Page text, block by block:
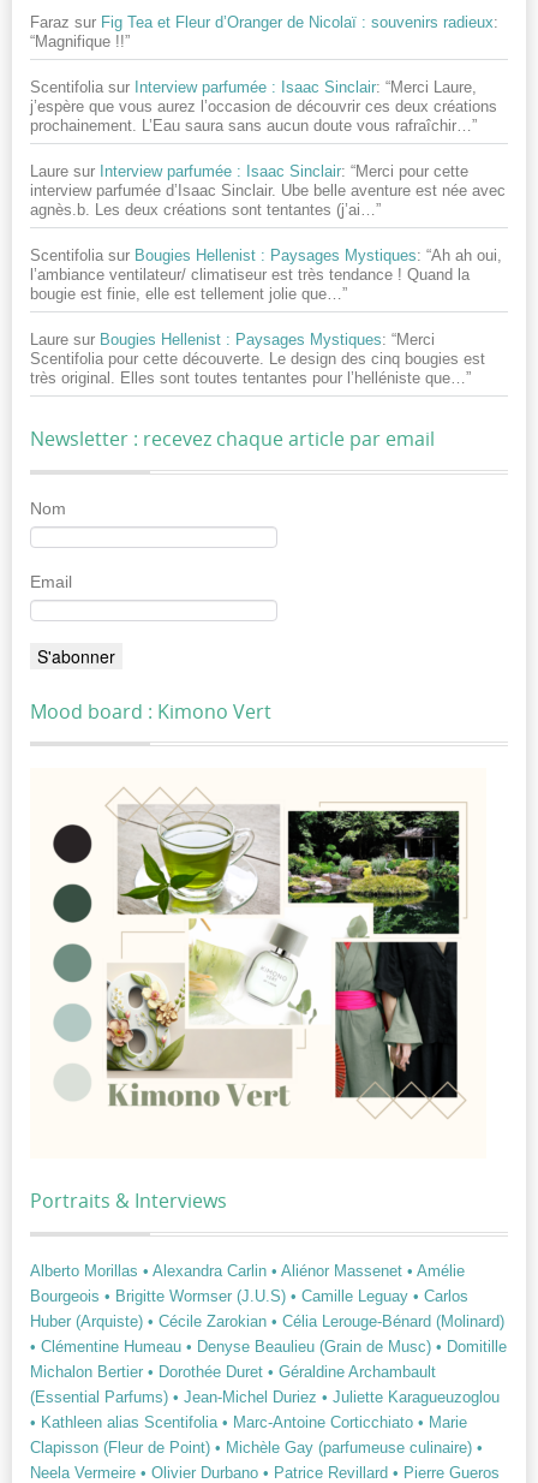
Faraz sur Fig Tea et Fleur d’Oranger de Nicolaï : souvenirs radieux:
“Magnifique !!”
Scentifolia sur Interview parfumée : Isaac Sinclair: “Merci Laure,
j’espère que vous aurez l’occasion de découvrir ces deux créations
prochainement. L’Eau saura sans aucun doute vous rafraîchir…”
Laure sur Interview parfumée : Isaac Sinclair: “Merci pour cette
interview parfumée d’Isaac Sinclair. Ube belle aventure est née avec
agnès.b. Les deux créations sont tentantes (j’ai…”
Scentifolia sur Bougies Hellenist : Paysages Mystiques: “Ah ah oui,
l’ambiance ventilateur/ climatiseur est très tendance ! Quand la
bougie est finie, elle est tellement jolie que…”
Laure sur Bougies Hellenist : Paysages Mystiques: “Merci
Scentifolia pour cette découverte. Le design des cinq bougies est
très original. Elles sont toutes tentantes pour l’helléniste que…”
Newsletter : recevez chaque article par email
Nom
Email
Mood board : Kimono Vert
Portraits & Interviews
Alberto Morillas • Alexandra Carlin • Aliénor Massenet • Amélie
Bourgeois • Brigitte Wormser (J.U.S) • Camille Leguay • Carlos
Huber (Arquiste) • Cécile Zarokian • Célia Lerouge-Bénard (Molinard)
• Clémentine Humeau • Denyse Beaulieu (Grain de Musc) • Domitille
Michalon Bertier • Dorothée Duret • Géraldine Archambault
(Essential Parfums) • Jean-Michel Duriez • Juliette Karagueuzoglou
• Kathleen alias Scentifolia • Marc-Antoine Corticchiato • Marie
Clapisson (Fleur de Point) • Michèle Gay (parfumeuse culinaire) •
Neela Vermeire • Olivier Durbano • Patrice Revillard • Pierre Gueros